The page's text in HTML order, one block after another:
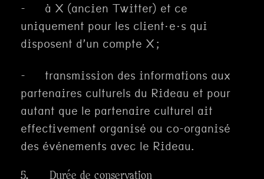
- à X (ancien Twitter) et ce
uniquement pour les client·e·s qui
disposent d’un compte X ;
- transmission des informations aux
partenaires culturels du Rideau et pour
autant que le partenaire culturel ait
effectivement organisé ou co-organisé
des événements avec le Rideau.
5. Durée de conservation